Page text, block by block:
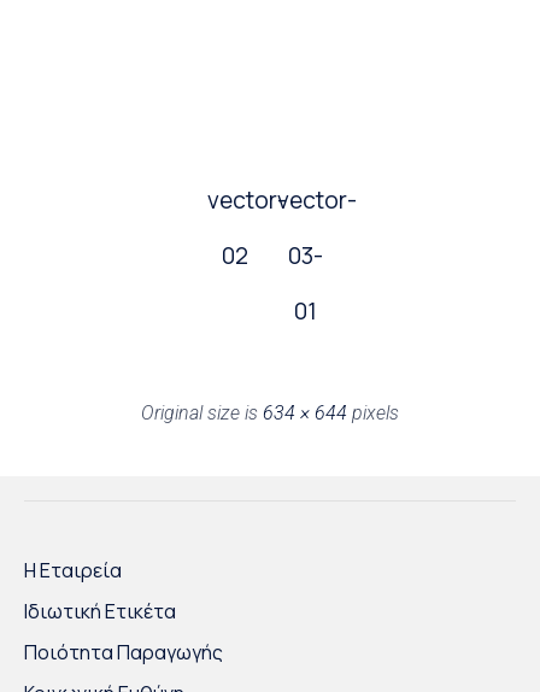
vector-
02
vector-
03-
01
Original size is 634 × 644 pixels
Η Εταιρεία
Ιδιωτική Ετικέτα
Ποιότητα Παραγωγής